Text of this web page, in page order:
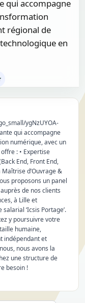
qui accompagne
régional de
en
ygNzUYOA-
qui accompagne
numérique, avec un
: • Expertise
End, Front End,
d’Ouvrage &
proposons un panel
de nos clients
à Lille et
‘Icsis Portage’.
y poursuivre votre
humaine,
indépendant et
nous avons la
une structure de
besoin !